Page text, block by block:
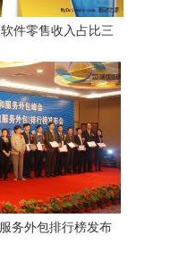
件零售收入占比三
务外包排行榜发布